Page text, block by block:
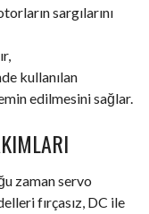
sargılarını
kullanılan
edilmesini sağlar.
zaman servo
fırçasız, DC ile